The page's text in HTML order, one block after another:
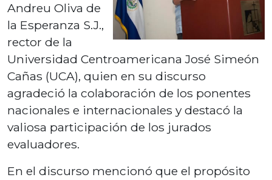
Andreu Oliva de
la Esperanza S.J.,
rector de la
Universidad Centroamericana José Simeón
Cañas (UCA), quien en su discurso
agradeció la colaboración de los ponentes
nacionales e internacionales y destacó la
valiosa participación de los jurados
evaluadores.
En el discurso mencionó que el propósito